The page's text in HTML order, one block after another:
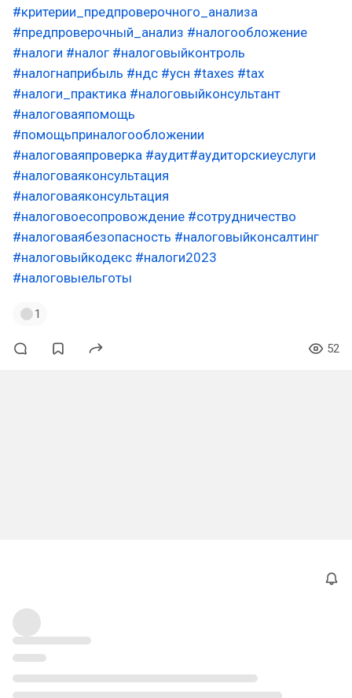
#критерии_предпроверочного_анализа
#предпроверочный_анализ #налогообложение
#налоги #налог #налоговыйконтроль
#налогнаприбыль #ндс #усн #taxes #tax
#налоги_практика #налоговыйконсультант
#налоговаяпомощь
#помощьприналогообложении
#налоговаяпроверка #аудит#аудиторскиеуслуги
#налоговаяконсультация
#налоговаяконсультация
#налоговоесопровождение #сотрудничество
#налоговаябезопасность #налоговыйконсалтинг
#налоговыйкодекс #налоги2023
#налоговыельготы
1
52